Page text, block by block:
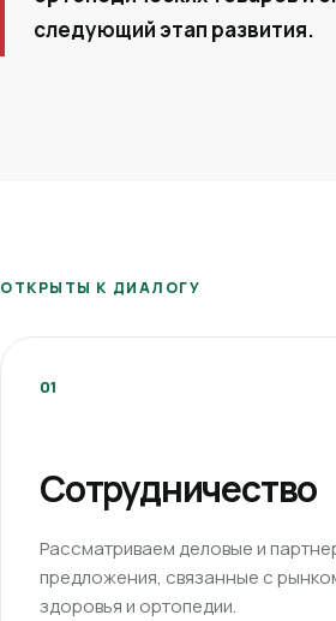
следующий этап развития.
ОТКРЫТЫ К ДИАЛОГУ
01
Сотрудничество
Рассматриваем деловые и
предложения, связанные с
здоровья и ортопедии.